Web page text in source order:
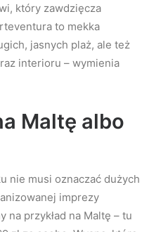
który zawdzięcza
to mekka
jasnych plaż, ale też
interioru – wymienia
Maltę albo
nie musi oznaczać dużych
imprezy
przykład na Maltę – tu